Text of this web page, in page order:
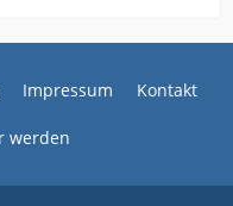
Impressum Kontakt
werden